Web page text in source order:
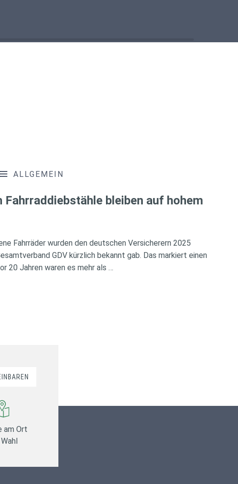
ALLGEMEIN
Fahrraddiebstähle bleiben auf hohem
Fahrräder wurden den deutschen Versicherern 2025
GDV kürzlich bekannt gab. Das markiert einen
20 Jahren waren es mehr als …
am Ort